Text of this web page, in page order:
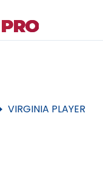
VIRGINIA PLAYER